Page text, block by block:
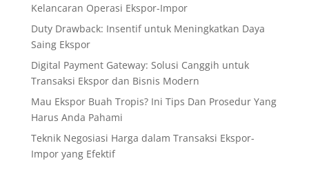
Kelancaran Operasi Ekspor-Impor
Duty Drawback: Insentif untuk Meningkatkan Daya
Saing Ekspor
Digital Payment Gateway: Solusi Canggih untuk
Transaksi Ekspor dan Bisnis Modern
Mau Ekspor Buah Tropis? Ini Tips Dan Prosedur Yang
Harus Anda Pahami
Teknik Negosiasi Harga dalam Transaksi Ekspor-
Impor yang Efektif